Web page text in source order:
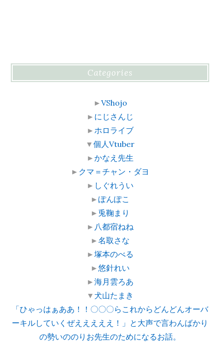
Categories
►VShojo
► にじさんじ
► ホロライブ
▼個人Vtuber
►かなえ先生
► クマ＝チャン・ダヨ
► しぐれうい
►ぽんぽこ
► 兎鞠まり
► 八都宿ねね
►名取さな
►塚本のべる
►悠針れい
►海月雲ろあ
▼ 犬山たまき
「ひゃっはぁああ！！〇〇〇らこれからどんどんオーバ
ーキルしていくぜえええええ！」と大声で言わんばかり
の勢いののりお先生のためになるお話。